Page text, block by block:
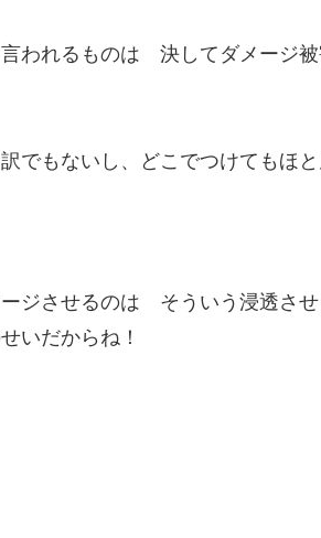
われるものは 決してダメージ
もないし、どこでつけてもほと
ジさせるのは そういう浸透さ
いだからね！